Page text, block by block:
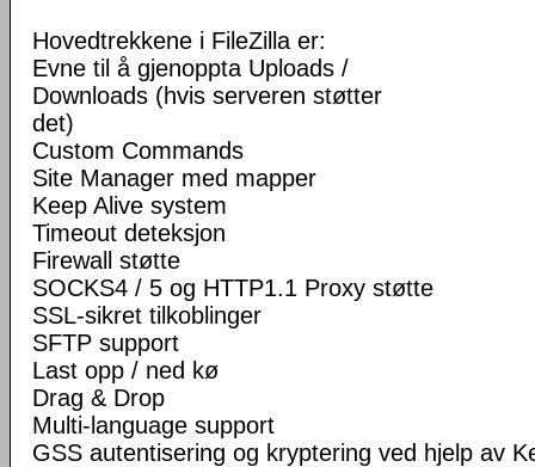
Hovedtrekkene i FileZilla er:
Evne til å gjenoppta Uploads /
Downloads (hvis serveren støtter
det)
Custom Commands
Site Manager med mapper
Keep Alive system
Timeout deteksjon
Firewall støtte
SOCKS4 / 5 og HTTP1.1 Proxy støtte
SSL-sikret tilkoblinger
SFTP support
Last opp / ned kø
Drag & Drop
Multi-language support
GSS autentisering og kryptering ved hjelp av